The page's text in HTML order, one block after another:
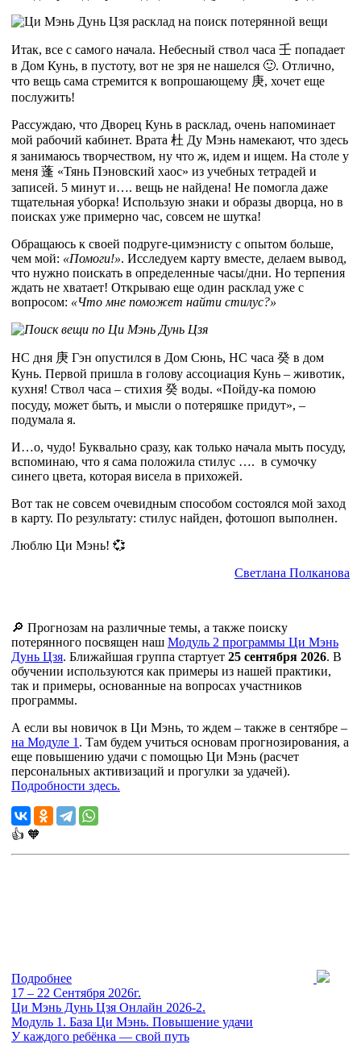
Итак, все с самого начала. Небесный ствол часа 壬 попадает
в Дом Кунь, в пустоту, вот не зря не нашелся 🙂. Отлично,
что вещь сама стремится к вопрошающему 庚, хочет еще
послужить!
Рассуждаю, что Дворец Кунь в расклад, очень напоминает
мой рабочий кабинет. Врата 杜 Ду Мэнь намекают, что здесь
я занимаюсь творчеством, ну что ж, идем и ищем. На столе у
меня 蓬 «Тянь Пэновский хаос» из учебных тетрадей и
записей. 5 минут и…. вещь не найдена! Не помогла даже
тщательная уборка! Использую знаки и образы дворца, но в
поисках уже примерно час, совсем не шутка!
Обращаюсь к своей подруге-цимэнисту с опытом больше,
чем мой: «Помоги!». Исследуем карту вместе, делаем вывод,
что нужно поискать в определенные часы/дни. Но терпения
ждать не хватает! Открываю еще один расклад уже с
вопросом: «Что мне поможет найти стилус?»
НС дня 庚 Гэн опустился в Дом Сюнь, НС часа 癸 в дом
Кунь. Первой пришла в голову ассоциация Кунь – животик,
кухня! Ствол часа – стихия 癸 воды. «Пойду-ка помою
посуду, может быть, и мысли о потеряшке придут», –
подумала я.
И…о, чудо! Буквально сразу, как только начала мыть посуду,
вспоминаю, что я сама положила стилус …. в сумочку
синего цвета, которая висела в прихожей.
Вот так не совсем очевидным способом состоялся мой заход
в карту. По результату: стилус найден, фотошоп выполнен.
Люблю Ци Мэнь! 💞
Светлана Полканова
🔎 Прогнозам на различные темы, а также поиску
потерянного посвящен наш Модуль 2 программы Ци Мэнь
Дунь Цзя. Ближайшая группа стартует 25 сентября 2026. В
обучении используются как примеры из нашей практики,
так и примеры, основанные на вопросах участников
программы.
А если вы новичок в Ци Мэнь, то ждем – также в сентябре –
на Модуле 1 . Там будем учиться основам прогнозирования, а
еще повышению удачи с помощью Ци Мэнь (расчет
персональных активизаций и прогулки за удачей).
Подробности здесь.
👍 🧡
Подробнее
17 – 22 Сентября 2026г.
Ци Мэнь Дунь Цзя Онлайн 2026-2.
Модуль 1. База Ци Мэнь. Повышение удачи
У каждого ребёнка — свой путь